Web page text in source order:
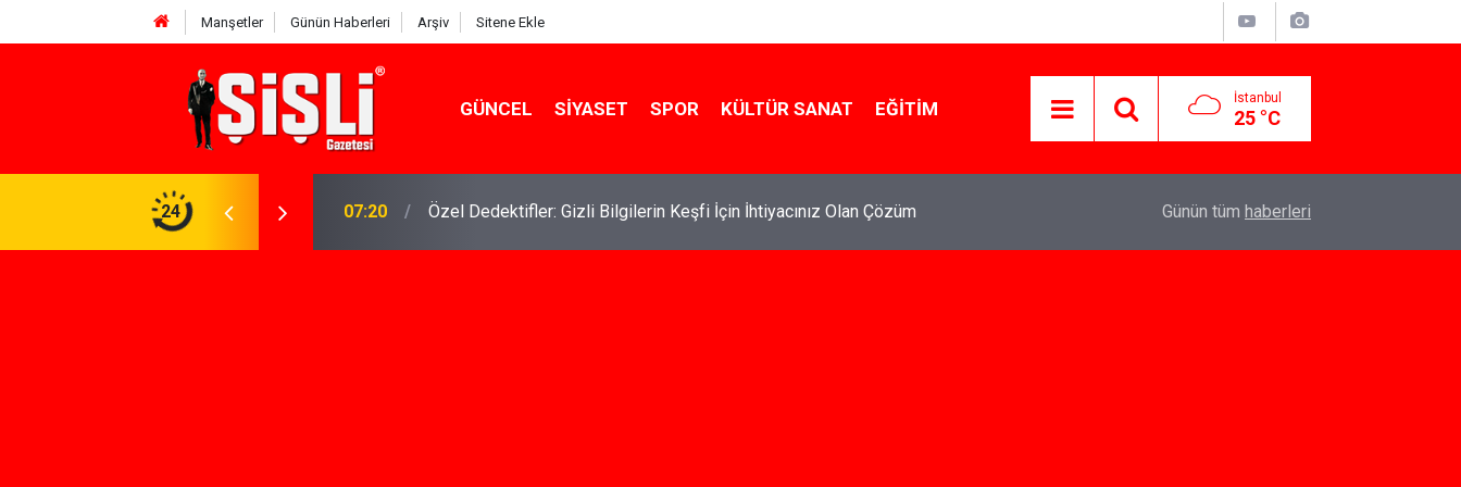
Manşetler Günün Haberleri Arşiv Sitene Ekle
GÜNCEL SIYASET SPOR KÜLTÜR SANAT EĞITIM İstanbul
25 °C
24
İçin İhtiyacınız Olan Çözüm 07:15 İskele'de Kiralık Daire Seçenekleriyle Konforlu Bir Yaşam Yeni İlişkiler İçin Dating App Seçenekleri
Günün tüm haberleri